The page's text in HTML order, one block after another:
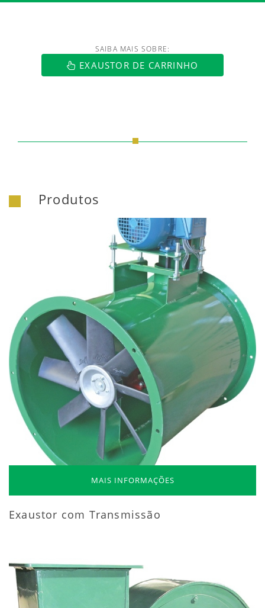
https://www.luftmaxi.com.br/
SAIBA MAIS SOBRE:
EXAUSTOR DE CARRINHO
Produtos
MAIS INFORMAÇÕES
Exaustor com Transmissão